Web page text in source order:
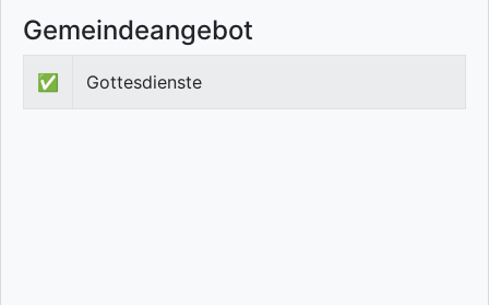
Gemeindeangebot
✅ Gottesdienste